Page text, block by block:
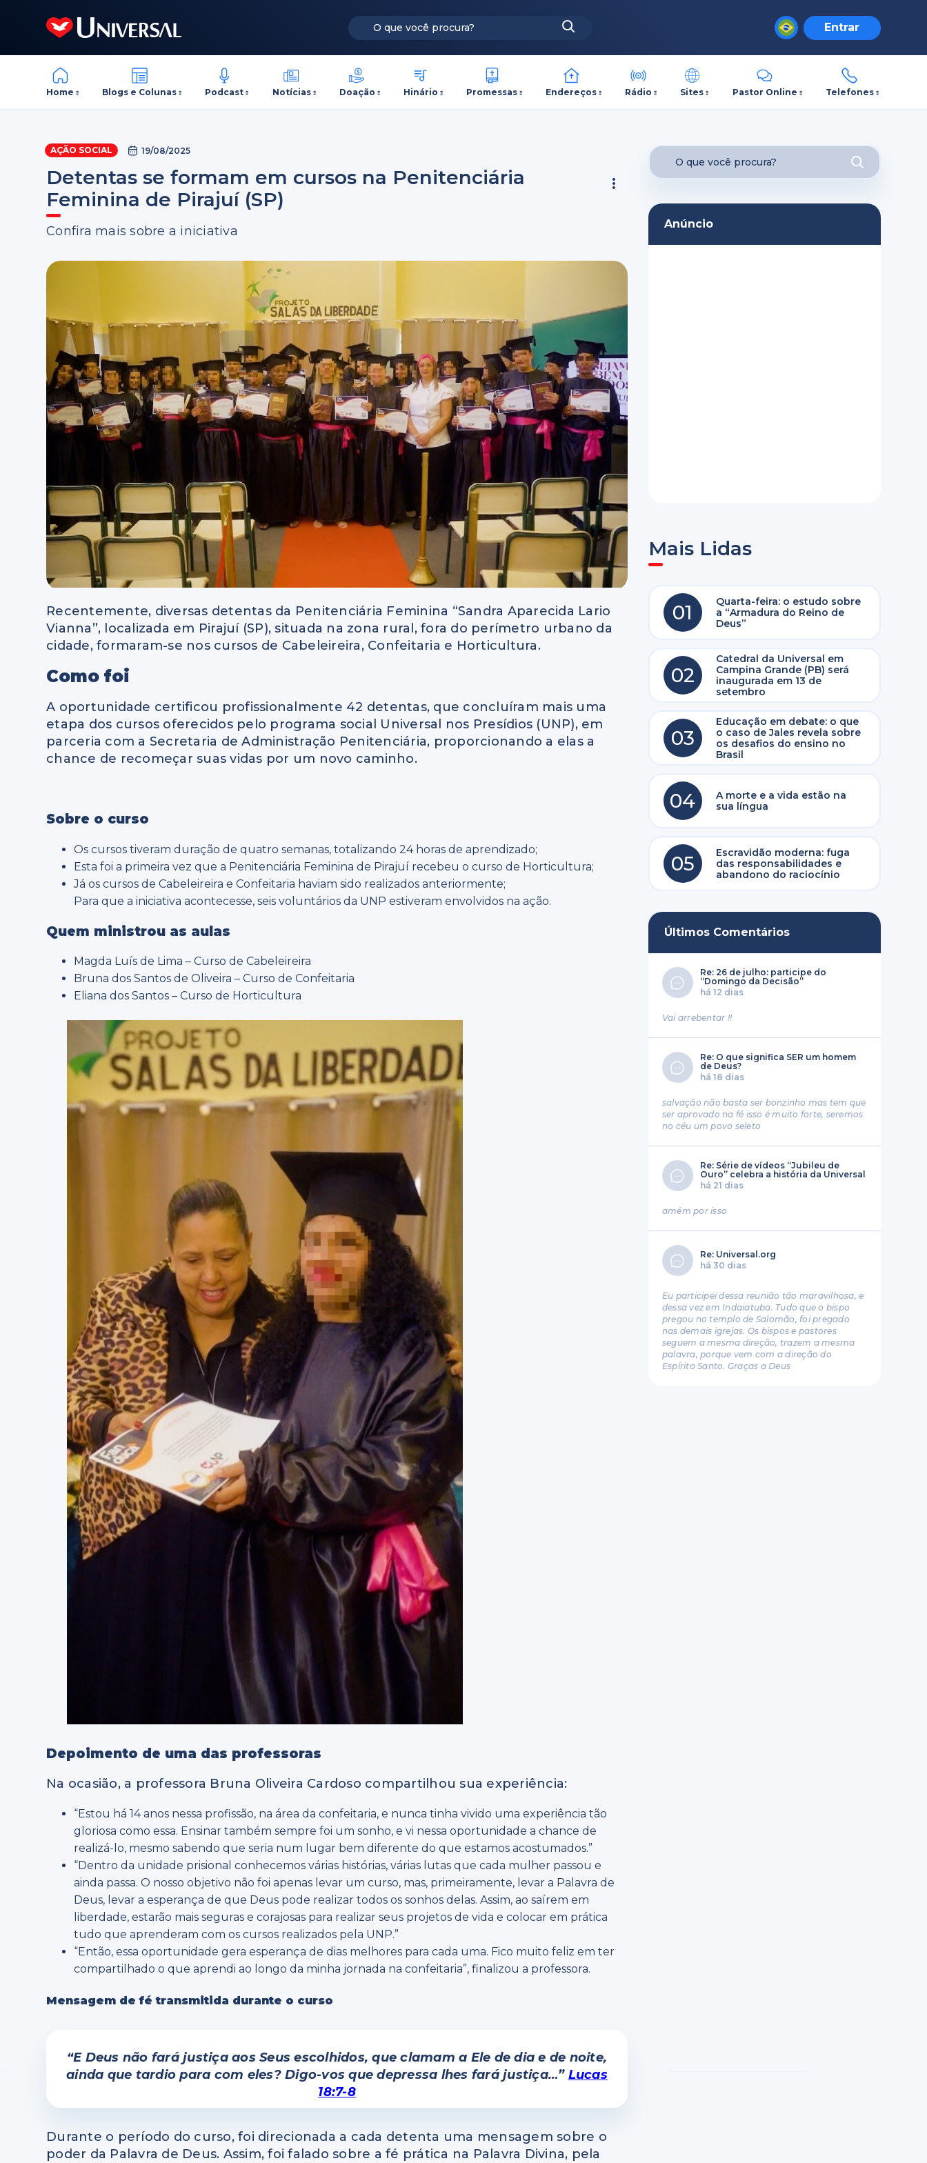
Entrar
Home Blogs e Colunas Podcast Notícias Doação Hinário Promessas Endereços Rádio Sites Pastor Online Telefones
AÇÃO SOCIAL 19/08/2025
Detentas se formam em cursos na Penitenciária
Feminina de Pirajuí (SP)
Confira mais sobre a iniciativa
Recentemente, diversas detentas da Penitenciária Feminina “Sandra Aparecida Lario
Vianna”, localizada em Pirajuí (SP), situada na zona rural, fora do perímetro urbano da
cidade, formaram-se nos cursos de Cabeleireira, Confeitaria e Horticultura.
Como foi
A oportunidade certificou profissionalmente 42 detentas, que concluíram mais uma
etapa dos cursos oferecidos pelo programa social Universal nos Presídios (UNP), em
parceria com a Secretaria de Administração Penitenciária, proporcionando a elas a
chance de recomeçar suas vidas por um novo caminho.
Sobre o curso
Os cursos tiveram duração de quatro semanas, totalizando 24 horas de aprendizado;
Esta foi a primeira vez que a Penitenciária Feminina de Pirajuí recebeu o curso de Horticultura;
Já os cursos de Cabeleireira e Confeitaria haviam sido realizados anteriormente;
Para que a iniciativa acontecesse, seis voluntários da UNP estiveram envolvidos na ação.
Quem ministrou as aulas
Magda Luís de Lima – Curso de Cabeleireira
Bruna dos Santos de Oliveira – Curso de Confeitaria
Eliana dos Santos – Curso de Horticultura
Depoimento de uma das professoras
Na ocasião, a professora Bruna Oliveira Cardoso compartilhou sua experiência:
“Estou há 14 anos nessa profissão, na área da confeitaria, e nunca tinha vivido uma experiência tão
gloriosa como essa. Ensinar também sempre foi um sonho, e vi nessa oportunidade a chance de
realizá-lo, mesmo sabendo que seria num lugar bem diferente do que estamos acostumados.”
“Dentro da unidade prisional conhecemos várias histórias, várias lutas que cada mulher passou e
ainda passa. O nosso objetivo não foi apenas levar um curso, mas, primeiramente, levar a Palavra de
Deus, levar a esperança de que Deus pode realizar todos os sonhos delas. Assim, ao saírem em
liberdade, estarão mais seguras e corajosas para realizar seus projetos de vida e colocar em prática
tudo que aprenderam com os cursos realizados pela UNP.”
“Então, essa oportunidade gera esperança de dias melhores para cada uma. Fico muito feliz em ter
compartilhado o que aprendi ao longo da minha jornada na confeitaria”, finalizou a professora.
Mensagem de fé transmitida durante o curso
“E Deus não fará justiça aos Seus escolhidos, que clamam a Ele de dia e de noite,
ainda que tardio para com eles? Digo-vos que depressa lhes fará justiça…” Lucas
18:7-8
Durante o período do curso, foi direcionada a cada detenta uma mensagem sobre o
poder da Palavra de Deus. Assim, foi falado sobre a fé prática na Palavra Divina, pela
Anúncio
Mais Lidas
01
Quarta-feira: o estudo sobre
a “Armadura do Reino de
Deus”
02
Catedral da Universal em
Campina Grande (PB) será
inaugurada em 13 de
setembro
03
Educação em debate: o que
o caso de Jales revela sobre
os desafios do ensino no
Brasil
04
A morte e a vida estão na
sua língua
05
Escravidão moderna: fuga
das responsabilidades e
abandono do raciocínio
Últimos Comentários
Re: 26 de julho: participe do
“Domingo da Decisão”
há 12 dias
Vai arrebentar !!
Re: O que significa SER um homem
de Deus?
há 18 dias
salvação não basta ser bonzinho mas tem que
ser aprovado na fé isso é muito forte, seremos
no céu um povo seleto
Re: Série de vídeos “Jubileu de
Ouro” celebra a história da Universal
há 21 dias
amém por isso
Re: Universal.org
há 30 dias
Eu participei dessa reunião tão maravilhosa, e
dessa vez em Indaiatuba. Tudo que o bispo
pregou no templo de Salomão, foi pregado
nas demais igrejas. Os bispos e pastores
seguem a mesma direção, trazem a mesma
palavra, porque vem com a direção do
Espírito Santo. Graças a Deus